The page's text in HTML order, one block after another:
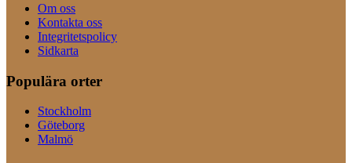
Om oss
Kontakta oss
Integritetspolicy
Sidkarta
Populära orter
Stockholm
Göteborg
Malmö